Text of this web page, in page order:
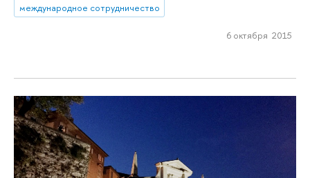
международное сотрудничество
6 октября 2015